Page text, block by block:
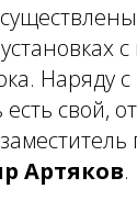
Наряду
свой,
Артяков.